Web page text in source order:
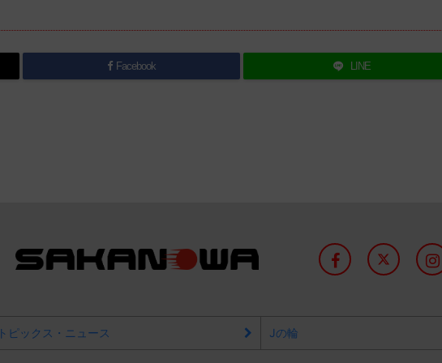
Facebook LINE
トピックス・ニュース Jの輪